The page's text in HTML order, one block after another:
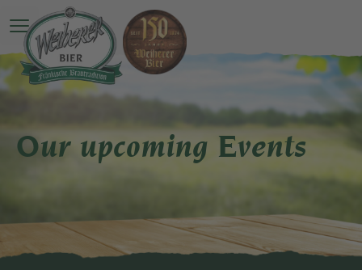
Open main menu
Our upcoming Events